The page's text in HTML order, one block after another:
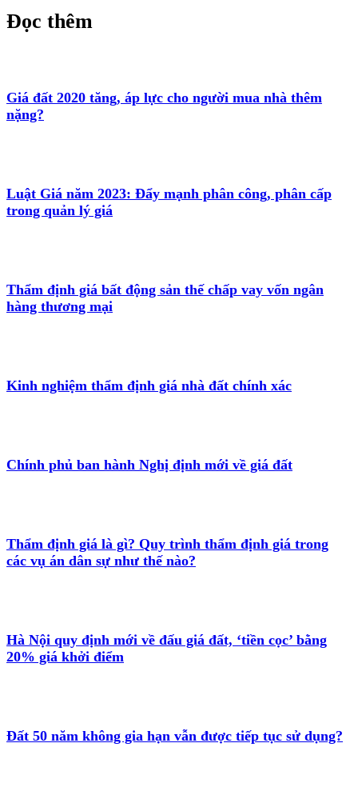
Đọc thêm
Giá đất 2020 tăng, áp lực cho người mua nhà thêm
nặng?
Luật Giá năm 2023: Đẩy mạnh phân công, phân cấp
trong quản lý giá
Thẩm định giá bất động sản thế chấp vay vốn ngân
hàng thương mại
Kinh nghiệm thẩm định giá nhà đất chính xác
Chính phủ ban hành Nghị định mới về giá đất
Thẩm định giá là gì? Quy trình thẩm định giá trong
các vụ án dân sự như thế nào?
Hà Nội quy định mới về đấu giá đất, ‘tiền cọc’ bằng
20% giá khởi điểm
Đất 50 năm không gia hạn vẫn được tiếp tục sử dụng?